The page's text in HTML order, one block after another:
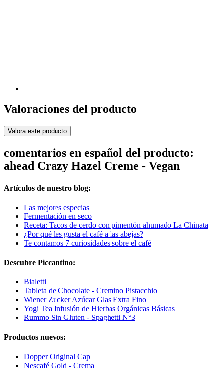
Valoraciones del producto
Valora este producto
comentarios en español del producto:
ahead Crazy Hazel Creme - Vegan
Artículos de nuestro blog:
Las mejores especias
Fermentación en seco
Receta: Tacos de cerdo con pimentón ahumado La Chinata
¿Por qué les gusta el café a las abejas?
Te contamos 7 curiosidades sobre el café
Descubre Piccantino:
Bialetti
Tableta de Chocolate - Cremino Pistacchio
Wiener Zucker Azúcar Glas Extra Fino
Yogi Tea Infusión de Hierbas Orgánicas Básicas
Rummo Sin Gluten - Spaghetti N°3
Productos nuevos:
Dopper Original Cap
Nescafé Gold - Crema